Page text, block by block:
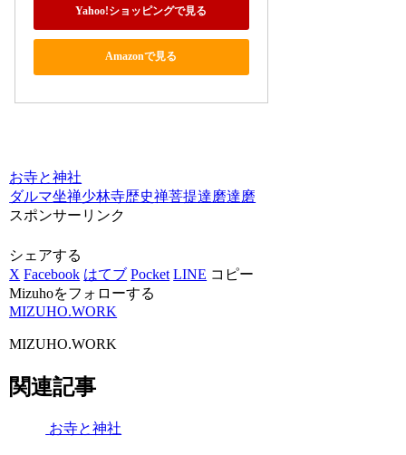
Yahoo!ショッピングで見る
Amazonで見る
お寺と神社
ダルマ坐禅少林寺歴史禅菩提達磨達磨
スポンサーリンク
シェアする
X Facebook はてブ Pocket LINE コピー
Mizuhoをフォローする
MIZUHO.WORK
MIZUHO.WORK
関連記事
お寺と神社